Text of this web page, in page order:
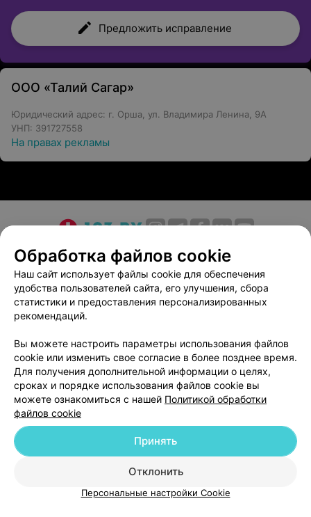
Предложить исправление
ООО «Талий Сагар»
Юридический адрес: г. Орша, ул. Владимира Ленина, 9А
УНП: 391727558
На правах рекламы
О проекте Новости проекта
Размещение рекламы
Медицинский маркетинг
Публичный договор
Пользовательское соглашение
Способы оплаты
Вакансии
Партнеры
Написать в поддержку
Персональные настройки cookie
Обработка персональных данных
г. Минск, улица Толбухина, 2, пом. 16 | help@103.by
ВЫ ВЛАДЕЛЕЦ?
Обработка файлов cookie
Наш сайт использует файлы cookie для обеспечения
удобства пользователей сайта, его улучшения, сбора
статистики и предоставления персонализированных
рекомендаций.
Вы можете настроить параметры использования файлов
cookie или изменить свое согласие в более позднее время.
Для получения дополнительной информации о целях,
сроках и порядке использования файлов cookie вы
можете ознакомиться с нашей Политикой обработки
файлов cookie
Отклонить
Принять
Персональные настройки Cookie